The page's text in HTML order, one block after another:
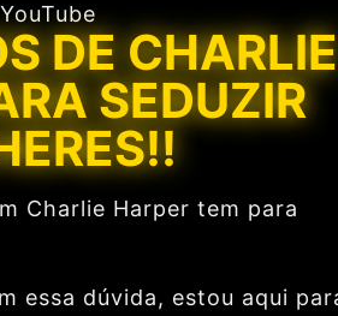
DE CHARLIE
SEDUZIR
Charlie Harper tem para
essa dúvida, estou aqui